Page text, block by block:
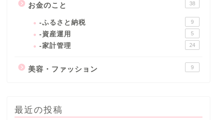
お金のこと 38
-ふるさと納税 9
-資産運用 5
-家計管理 24
美容・ファッション 9
最近の投稿